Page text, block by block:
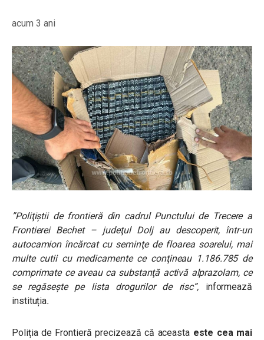
acum 3 ani
”Poliţiştii de frontieră din cadrul Punctului de Trecere a
Frontierei Bechet – judeţul Dolj au descoperit, într-un
autocamion încărcat cu seminţe de floarea soarelui, mai
multe cutii cu medicamente ce conţineau 1.186.785 de
comprimate ce aveau ca substanţă activă alprazolam, ce
se regăseşte pe lista drogurilor de risc”, informează
instituția.
Poliția de Frontieră precizează că aceasta este cea mai